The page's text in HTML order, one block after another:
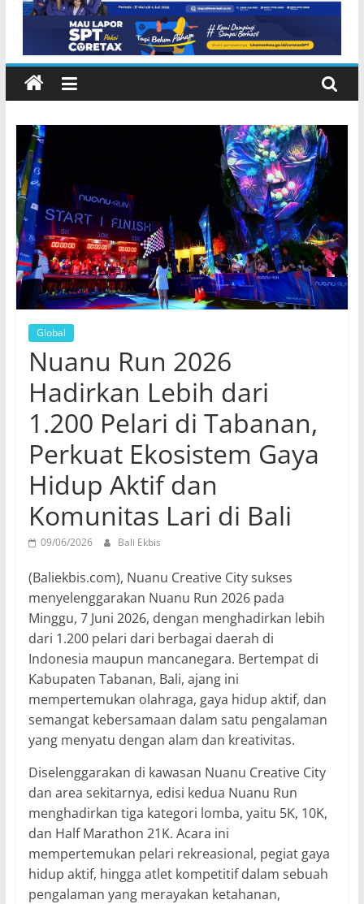
Lembeng Gianyar
Global
Nuanu Run 2026
Hadirkan Lebih dari
1.200 Pelari di Tabanan,
Perkuat Ekosistem Gaya
Hidup Aktif dan
Komunitas Lari di Bali
09/06/2026 Bali Ekbis
(Baliekbis.com), Nuanu Creative City sukses
menyelenggarakan Nuanu Run 2026 pada
Minggu, 7 Juni 2026, dengan menghadirkan lebih
dari 1.200 pelari dari berbagai daerah di
Indonesia maupun mancanegara. Bertempat di
Kabupaten Tabanan, Bali, ajang ini
mempertemukan olahraga, gaya hidup aktif, dan
semangat kebersamaan dalam satu pengalaman
yang menyatu dengan alam dan kreativitas.
Diselenggarakan di kawasan Nuanu Creative City
dan area sekitarnya, edisi kedua Nuanu Run
menghadirkan tiga kategori lomba, yaitu 5K, 10K,
dan Half Marathon 21K. Acara ini
mempertemukan pelari rekreasional, pegiat gaya
hidup aktif, hingga atlet kompetitif dalam sebuah
pengalaman yang merayakan ketahanan,